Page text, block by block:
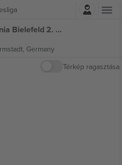
SV Darmstadt 98 vs Arminia Bielefeld 2. Bundesliga jegyek
Germany
Térkép ragasztása